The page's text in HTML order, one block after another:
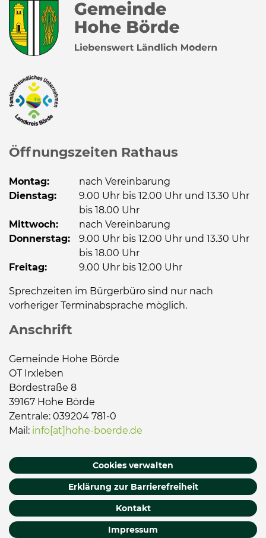
Öffnungszeiten Rathaus
Montag:
nach Vereinbarung
Dienstag:
9.00 Uhr bis 12.00 Uhr und 13.30 Uhr
bis 18.00 Uhr
Mittwoch:
nach Vereinbarung
Donnerstag: 9.00 Uhr bis 12.00 Uhr und 13.30 Uhr
bis 18.00 Uhr
Freitag:
9.00 Uhr bis 12.00 Uhr
Sprechzeiten im Bürgerbüro sind nur nach
vorheriger Terminabsprache möglich.
Anschrift
Gemeinde Hohe Börde
OT Irxleben
Bördestraße 8
39167 Hohe Börde
Zentrale: 039204 781-0
Mail: info[at]hohe-boerde.de
Cookies verwalten
Erklärung zur Barrierefreiheit
Kontakt
Impressum